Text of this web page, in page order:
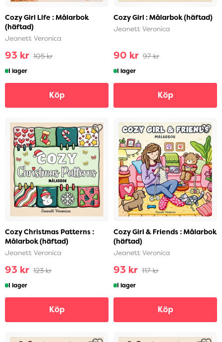
Cozy Girl Life : Målarbok
(häftad)
Jeanett Veronica
93 kr 105 kr
I lager
Köp
Cozy Girl : Målarbok (häftad)
Jeanett Veronica
90 kr 97 kr
I lager
Köp
Cozy Christmas Patterns :
Målarbok (häftad)
Jeanett Veronica
93 kr 123 kr
I lager
Köp
Cozy Girl & Friends : Målarbok
(häftad)
Jeanett Veronica
93 kr 117 kr
I lager
Köp